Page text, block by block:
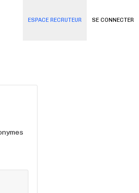
SE CONNECTER
ESPACE RECRUTEUR